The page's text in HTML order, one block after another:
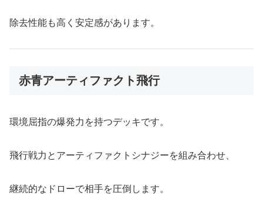
除去性能も高く安定感があります。
赤青アーティファクト飛行
環境屈指の爆発力を持つデッキです。
飛行戦力とアーティファクトシナジーを組み合わせ、
継続的なドローで相手を圧倒します。